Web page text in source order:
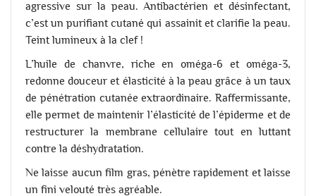
agressive sur la peau. Antibactérien et désinfectant,
c’est un purifiant cutané qui assainit et clarifie la peau.
Teint lumineux à la clef !
L’huile de chanvre, riche en oméga-6 et oméga-3,
redonne douceur et élasticité à la peau grâce à un taux
de pénétration cutanée extraordinaire. Raffermissante,
elle permet de maintenir l’élasticité de l’épiderme et de
restructurer la membrane cellulaire tout en luttant
contre la déshydratation.
Ne laisse aucun film gras, pénètre rapidement et laisse
un fini velouté très agréable.